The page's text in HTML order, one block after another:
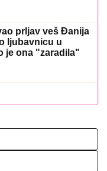
prljav veš Đanija
ljubavnicu u
je ona "zaradila"